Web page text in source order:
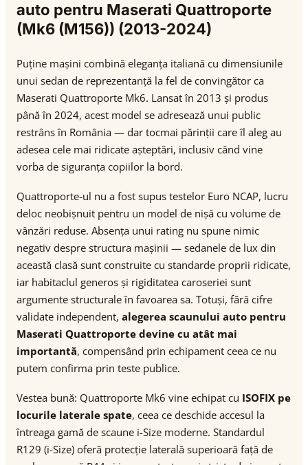
auto pentru Maserati Quattroporte
(Mk6 (M156)) (2013-2024)
Puține mașini combină eleganța italiană cu dimensiunile
unui sedan de reprezentanță la fel de convingător ca
Maserati Quattroporte Mk6. Lansat în 2013 și produs
până în 2024, acest model se adresează unui public
restrâns în România — dar tocmai părinții care îl aleg au
adesea cele mai ridicate așteptări, inclusiv când vine
vorba de siguranța copiilor la bord.
Quattroporte-ul nu a fost supus testelor Euro NCAP, lucru
deloc neobișnuit pentru un model de nișă cu volume de
vânzări reduse. Absența unui rating nu spune nimic
negativ despre structura mașinii — sedanele de lux din
această clasă sunt construite cu standarde proprii ridicate,
iar habitaclul generos și rigiditatea caroseriei sunt
argumente structurale în favoarea sa. Totuși, fără cifre
validate independent, alegerea scaunului auto pentru
Maserati Quattroporte devine cu atât mai
importantă, compensând prin echipament ceea ce nu
putem confirma prin teste publice.
Vestea bună: Quattroporte Mk6 vine echipat cu ISOFIX pe
locurile laterale spate, ceea ce deschide accesul la
întreaga gamă de scaune i-Size moderne. Standardul
R129 (i-Size) oferă protecție laterală superioară față de